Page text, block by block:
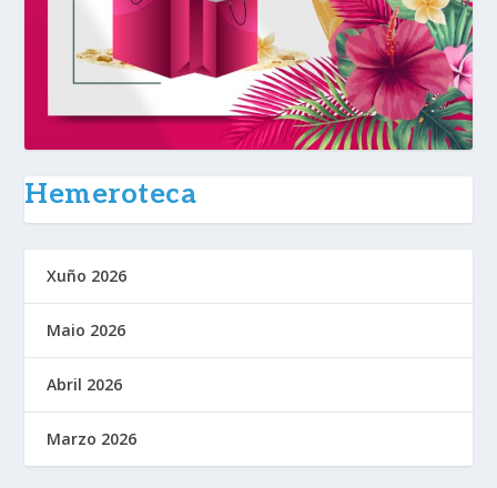
Hemeroteca
Xuño 2026
Maio 2026
Abril 2026
Marzo 2026